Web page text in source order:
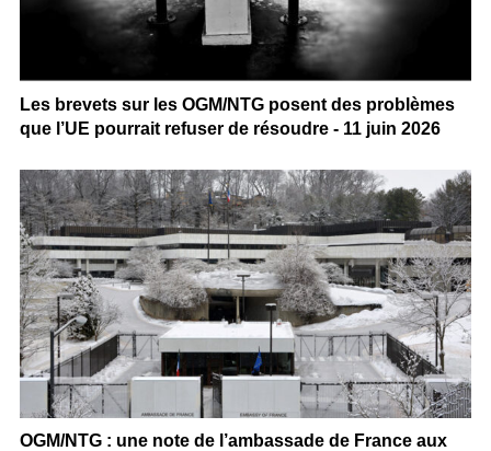
Les brevets sur les OGM/NTG posent des problèmes
que l’UE pourrait refuser de résoudre - 11 juin 2026
OGM/NTG : une note de l’ambassade de France aux